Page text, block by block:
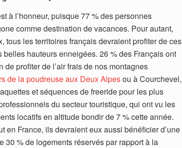
à l’honneur, puisque 77 % des personnes
comme destination de vacances. Pour autant,
tous les territoires français devraient profiter de ces
hauteurs enneigées. 26 % des Français ont
profiter de l’air frais de nos montagnes
de la poudreuse aux Deux Alpesou à Courchevel,
et séquences de freeride pour les plus
du secteur touristique, qui ont vu les
locatifs en altitude bondir de 7 % cette année.
en France, ils devraient eux aussi bénéficier d’une
30 % de logements réservés par rapport à la